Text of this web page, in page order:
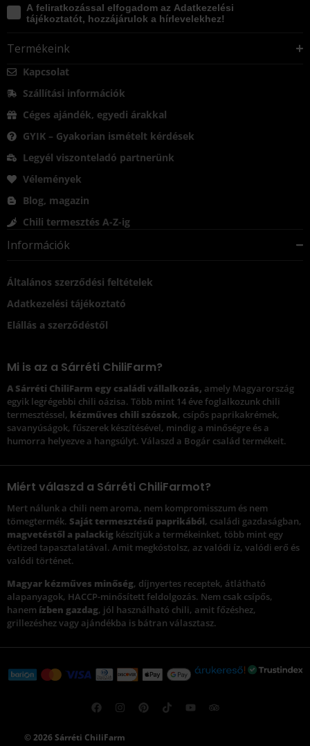
A feliratkozással elfogadom az Adatkezelési
tájékoztatót, hozzájárulok a hírlevelekhez!
Termékeink
Kapcsolat
Szállítási információk
Céges ajándék, egyedi árakkal
GYIK – Gyakorian ismételt kérdések
Legyél viszonteladó partnerünk
Vélemények
Blog, magazin
Chili termesztés A-Z-ig
Információk
Általános szerződési feltételek
Adatkezelési tájékoztató
Elállás a szerződéstől
Mi is az a Sárréti ChiliFarm?
A Sárréti ChiliFarm egy családi vállalkozás, amely Magyarország
egyik legrégebbi chili oázisa. Több mint 14 éve foglalkozunk chili
termesztéssel, kézműves chili szószok, csípős paprikakrémek,
savanyúságok, fűszerek készítésével, mindig a minőségre és a
humorra helyezve a hangsúlyt. Válaszd a Bogár család termékeit.
Miért válaszd a Sárréti ChiliFarmot?
Mert nálunk a chili nem aroma, nem kompromisszum és nem
tömegtermék. Saját termesztésű paprikából, családi gazdaságban,
magvetéstől a palackig készítjük a termékeinket, több mint egy
évtized tapasztalatával. Amit megkóstolsz, az valódi íz, valódi erő és
valódi történet.
Magyar kézműves minőség, díjnyertes receptek, átlátható
alapanyagok, HACCP-minősített feldolgozás. Nem csak csípős,
hanem ízben gazdag, jól használható chili, amit főzéshez,
grillezéshez vagy ajándékba is bátran választasz.
© 2026 Sárréti ChiliFarm